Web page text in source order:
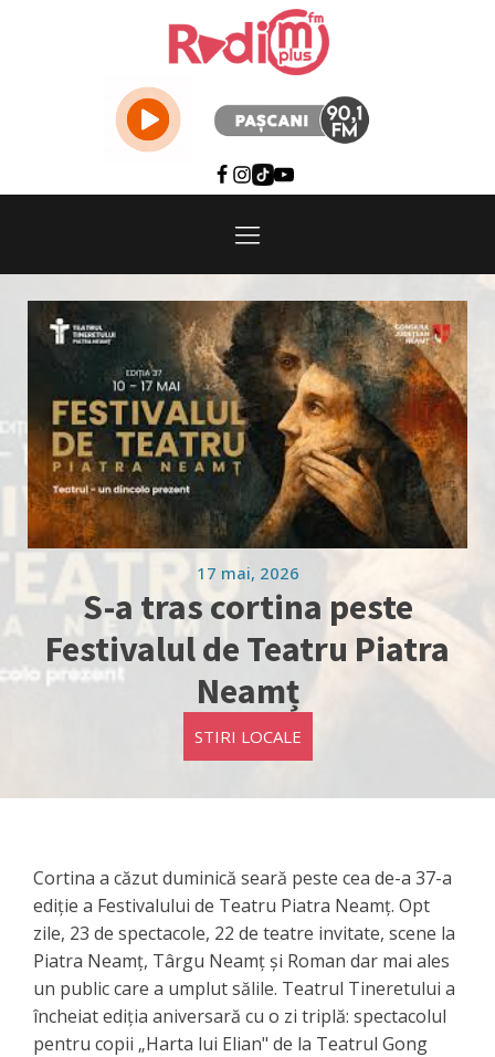
17 mai, 2026
S-a tras cortina peste
Festivalul de Teatru Piatra
Neamț
STIRI LOCALE
Cortina a căzut duminică seară peste cea de-a 37-a
ediție a Festivalului de Teatru Piatra Neamț. Opt
zile, 23 de spectacole, 22 de teatre invitate, scene la
Piatra Neamț, Târgu Neamț și Roman dar mai ales
un public care a umplut sălile. Teatrul Tineretului a
încheiat ediția aniversară cu o zi triplă: spectacolul
pentru copii „Harta lui Elian" de la Teatrul Gong